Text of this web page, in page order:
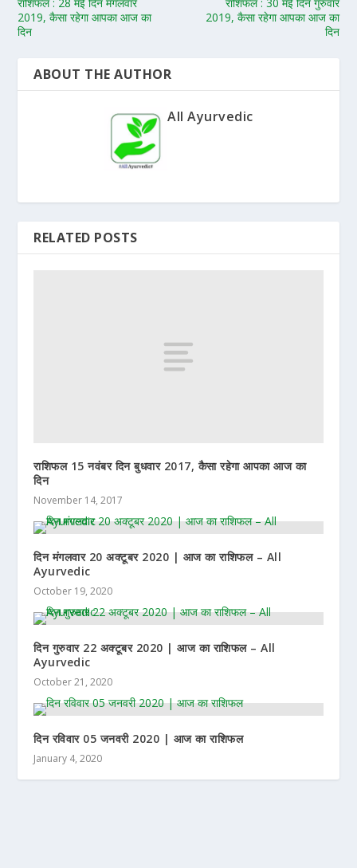
2019, कैसा रहेगा आपका आज का
दिन
2019, कैसा रहेगा आपका आज का
दिन
ABOUT THE AUTHOR
All Ayurvedic
RELATED POSTS
राशिफल 15 नवंबर दिन बुधवार 2017, कैसा रहेगा आपका आज का
दिन
November 14, 2017
दिन मंगलवार 20 अक्टूबर 2020 | आज का राशिफल – All
Ayurvedic
October 19, 2020
दिन गुरुवार 22 अक्टूबर 2020 | आज का राशिफल – All
Ayurvedic
October 21, 2020
दिन रविवार 05 जनवरी 2020 | आज का राशिफल
January 4, 2020